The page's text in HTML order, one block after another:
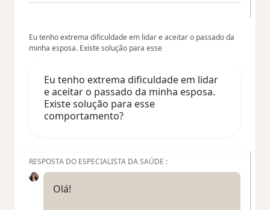
Eu tenho extrema dificuldade em lidar e aceitar o passado da
minha esposa. Existe solução para esse
Eu tenho extrema dificuldade em lidar
e aceitar o passado da minha esposa.
Existe solução para esse
comportamento?
RESPOSTA DO ESPECIALISTA DA SAÚDE :
Olá!